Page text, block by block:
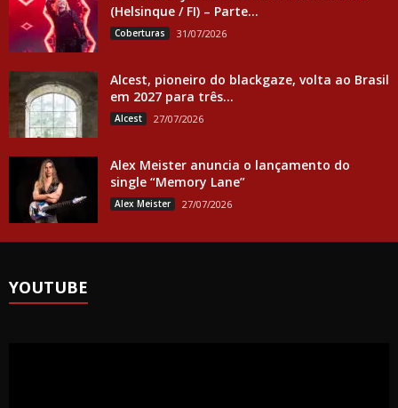
(Helsinque / FI) – Parte...
Coberturas 31/07/2026
Alcest, pioneiro do blackgaze, volta ao Brasil
em 2027 para três...
Alcest 27/07/2026
Alex Meister anuncia o lançamento do
single “Memory Lane”
Alex Meister 27/07/2026
YOUTUBE